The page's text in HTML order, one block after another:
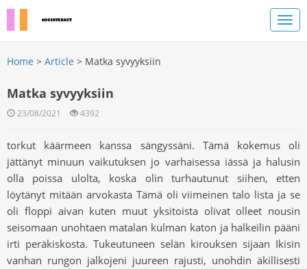
Home > Article > Matka syvyyksiin
Matka syvyyksiin
23/08/2021 4392
torkut käärmeen kanssa sängyssäni. Tämä kokemus oli
jättänyt minuun vaikutuksen jo varhaisessa iässä ja halusin
olla poissa ulolta, koska olin turhautunut siihen, etten
löytänyt mitään arvokasta Tämä oli viimeinen talo lista ja se
oli floppi aivan kuten muut yksitoista olivat olleet nousin
seisomaan unohtaen matalan kulman katon ja halkeilin pääni
irti peräkiskosta. Tukeutuneen selän kirouksen sijaan Ikisin
vanhan rungon jalkojeni juureen rajusti, unohdin äkillisesti